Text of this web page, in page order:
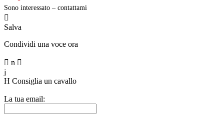
Sono interessato – contattami

Salva
Condividi una voce ora
 n 
j
H Consiglia un cavallo
La tua email: